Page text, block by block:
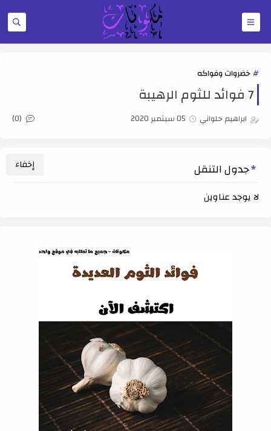
خضروات وفواكه
7 فوائد للثوم الرهيبة
ابراهيم حلواني 05 سبتمبر 2020 (0)
جدول التنقل
لا يوجد عناوين